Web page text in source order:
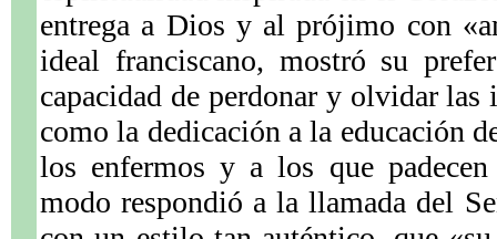
entrega a Dios y al prójimo con
ideal franciscano, mostró su
capacidad de perdonar y olvidar
como la dedicación a la educación
los enfermos y a los que
modo respondió a la llamada del